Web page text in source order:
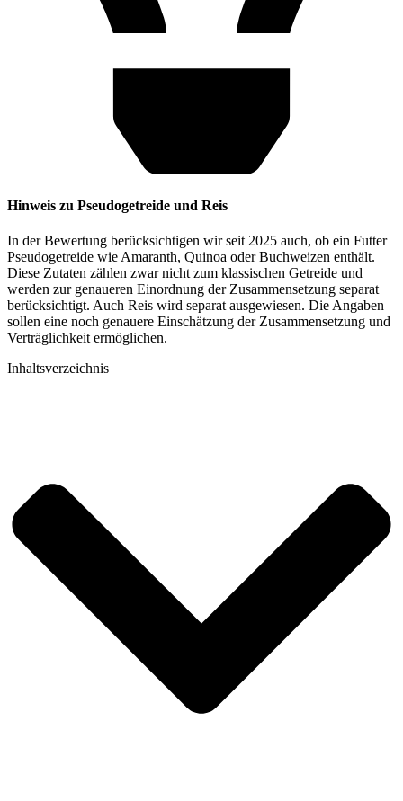
Hinweis zu Pseudogetreide und Reis
In der Bewertung berücksichtigen wir seit 2025 auch, ob ein Futter
Pseudogetreide wie Amaranth, Quinoa oder Buchweizen enthält.
Diese Zutaten zählen zwar nicht zum klassischen Getreide und
werden zur genaueren Einordnung der Zusammensetzung separat
berücksichtigt. Auch Reis wird separat ausgewiesen. Die Angaben
sollen eine noch genauere Einschätzung der Zusammensetzung und
Verträglichkeit ermöglichen.
Inhaltsverzeichnis​